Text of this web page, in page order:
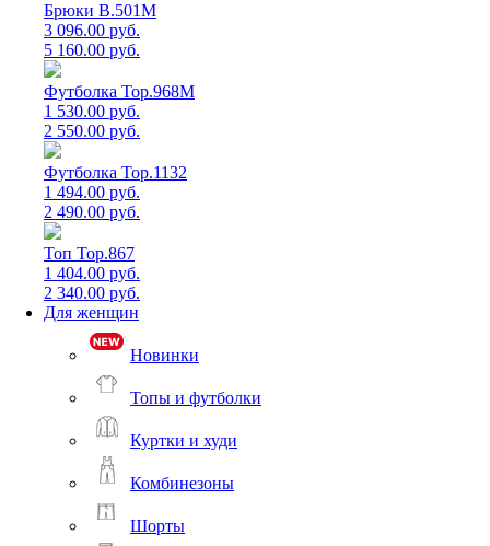
Брюки B.501M
3 096.00 руб.
5 160.00 руб.
Футболка Top.968M
1 530.00 руб.
2 550.00 руб.
Футболка Top.1132
1 494.00 руб.
2 490.00 руб.
Топ Top.867
1 404.00 руб.
2 340.00 руб.
Для женщин
Новинки
Топы и футболки
Куртки и худи
Комбинезоны
Шорты